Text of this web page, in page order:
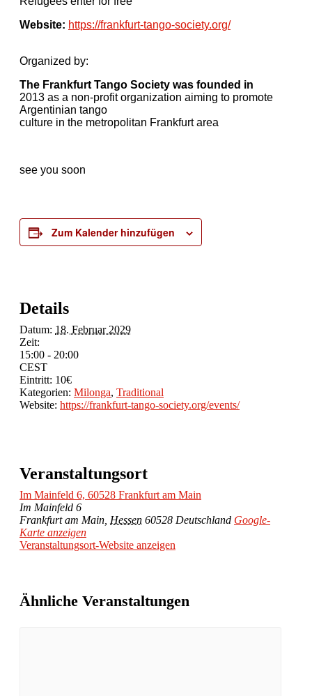
Website: https://frankfurt-tango-society.org/
Organized by:
The Frankfurt Tango Society was founded in
2013 as a non-profit organization aiming to promote
Argentinian tango
culture in the metropolitan Frankfurt area
see you soon
Zum Kalender hinzufügen
Details
Datum: 18. Februar 2029
Zeit:
15:00 - 20:00
CEST
Eintritt: 10€
Kategorien: Milonga, Traditional
Website: https://frankfurt-tango-society.org/events/
Veranstaltungsort
Im Mainfeld 6, 60528 Frankfurt am Main
Im Mainfeld 6
Frankfurt am Main Hessen 60528 Deutschland Google-
Karte anzeigen
Veranstaltungsort-Website anzeigen
Ähnliche Veranstaltungen